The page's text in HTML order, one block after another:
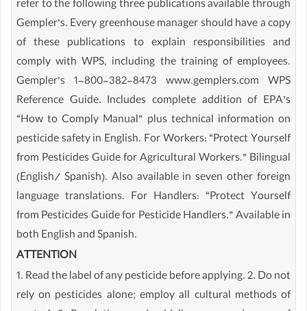
refer to the following three publications available through
Gempler’s. Every greenhouse manager should have a copy
of these publications to explain responsibilities and
comply with WPS, including the training of employees.
Gempler’s 1-800-382-8473 www.gemplers.com WPS
Reference Guide. Includes complete addition of EPA’s
“How to Comply Manual” plus technical information on
pesticide safety in English. For Workers: “Protect Yourself
from Pesticides Guide for Agricultural Workers.” Bilingual
(English/ Spanish). Also available in seven other foreign
language translations. For Handlers: “Protect Yourself
from Pesticides Guide for Pesticide Handlers.” Available in
both English and Spanish.
ATTENTION
1. Read the label of any pesticide before applying. 2. Do not
rely on pesticides alone; employ all cultural methods of